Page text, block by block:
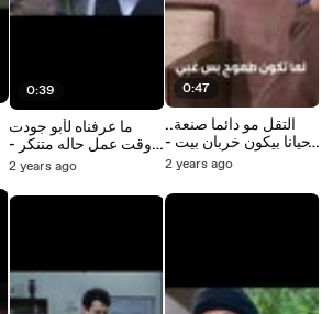
0:39
ما عرفناه لأبو جودت
وقت عمل حاله متنكر -
باب الحارة
2 years ago
0:47
التقل مو دائما صنعة..
أحيانا بيكون خربان بيت -
عيلة 7 نجوم
2 years ago